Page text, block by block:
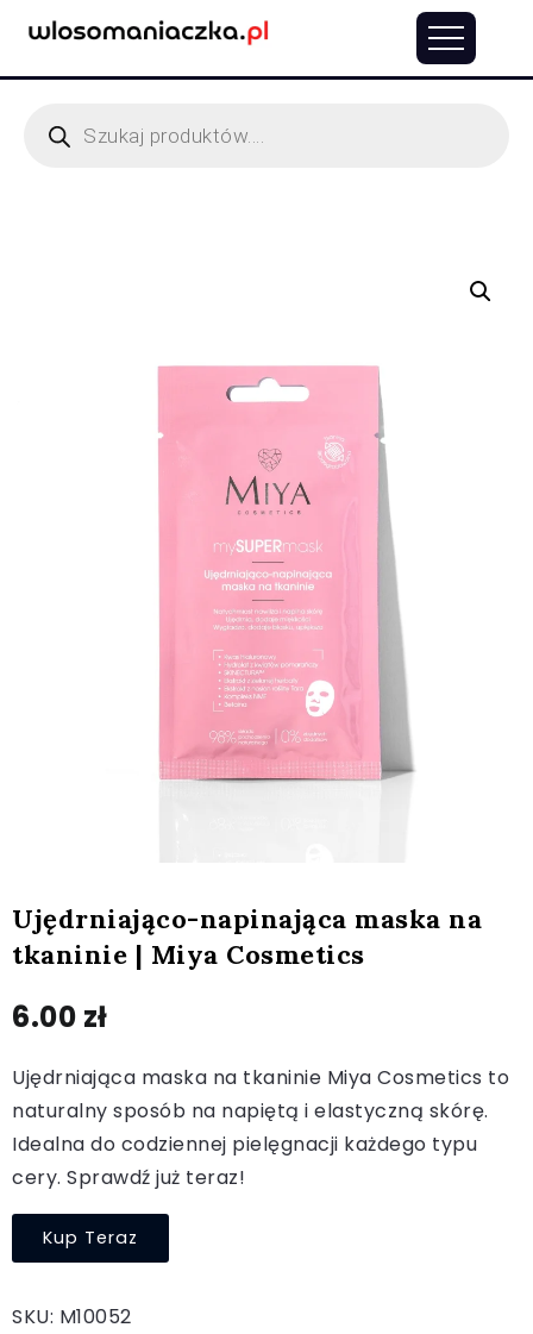
Ujędrniająco-napinająca maska na
tkaninie | Miya Cosmetics
6.00 zł
Ujędrniająca maska na tkaninie Miya Cosmetics to
naturalny sposób na napiętą i elastyczną skórę.
Idealna do codziennej pielęgnacji każdego typu
cery. Sprawdź już teraz!
Kup Teraz
SKU: M10052